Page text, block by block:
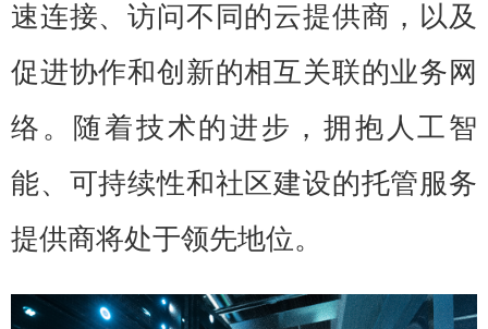
速连接、访问不同的云提供商，以及
促进协作和创新的相互关联的业务网
络。随着技术的进步，拥抱人工智
能、可持续性和社区建设的托管服务
提供商将处于领先地位。